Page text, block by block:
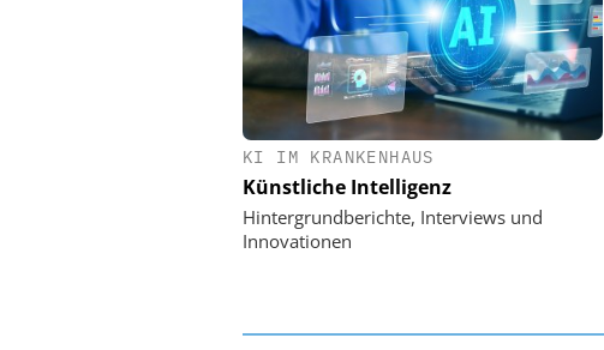
KI IM KRANKENHAUS
Künstliche Intelligenz
Hintergrundberichte, Interviews und
Innovationen
EASY SOFTWARE AG
Digitalisierung im
Personalmanagement: Von
Ordnung zur KI-fähigen